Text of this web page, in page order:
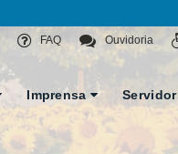
Ouvidoria
FAQ
Imprensa Servidor